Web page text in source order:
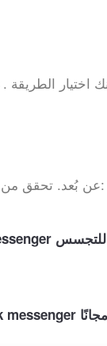
. يمكنك اختيار الطريقة
يمكنك استخدام تطبيق التجسس iKeyMonitor لتتبع حسابات ورسائل Facebook عن بُعد. تحقق من الخطوات أدناه:
تطبيق Facebook Messenger للتجسس
تجسس على دردشة Facebook messenger مجانًا